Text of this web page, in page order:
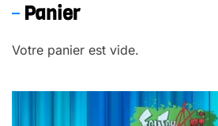
Panier
Votre panier est vide.